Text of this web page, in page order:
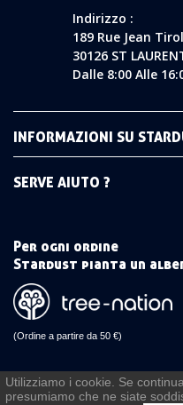
Indirizzo :
189 Rue Jean
30126 ST
Dalle 8:00 Alle
INFORMAZIONI SU
SERVE AIUTO ?
Per ogni ordine
Stardust pianta un
(Ordine a partire da 50 €)
Utilizziamo i cookie. Se
presumiamo che ne siate